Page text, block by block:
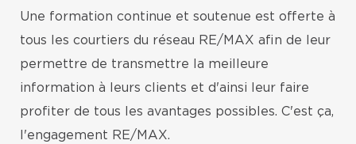
Une formation continue et soutenue est offerte à
tous les courtiers du réseau RE/MAX afin de leur
permettre de transmettre la meilleure
information à leurs clients et d'ainsi leur faire
profiter de tous les avantages possibles. C'est ça,
l'engagement RE/MAX.